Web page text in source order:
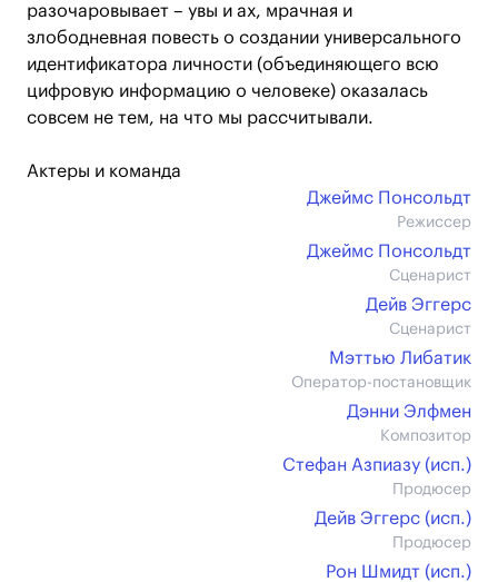
разочаровывает – увы и ах, мрачная и
злободневная повесть о создании универсального
идентификатора личности (объединяющего всю
цифровую информацию о человеке) оказалась
совсем не тем, на что мы рассчитывали.
Актеры и команда
Джеймс Понсольдт
Режиссер
Джеймс Понсольдт
Сценарист
Дейв Эггерс
Сценарист
Мэттью Либатик
Оператор-постановщик
Дэнни Элфмен
Композитор
Стефан Азпиазу (иcп.)
Продюсер
Дейв Эггерс (иcп.)
Продюсер
Рон Шмидт (иcп.)